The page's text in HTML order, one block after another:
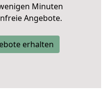
Minuten
Angebote.
erhalten